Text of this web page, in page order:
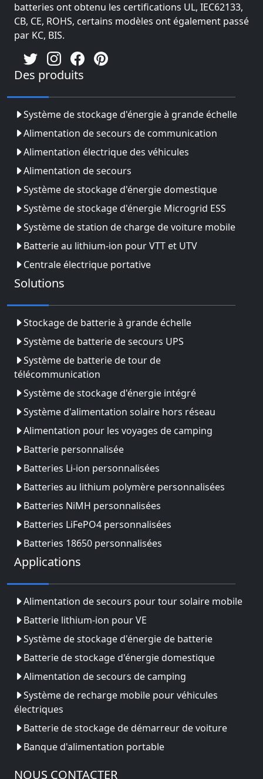
batteries ont obtenu les certifications UL, IEC62133,
CB, CE, ROHS, certains modèles ont également passé
par KC, BIS.
Des produits
Système de stockage d'énergie à grande échelle
Alimentation de secours de communication
Alimentation électrique des véhicules
Alimentation de secours
Système de stockage d'énergie domestique
Système de stockage d'énergie Microgrid ESS
Système de station de charge de voiture mobile
Batterie au lithium-ion pour VTT et UTV
Centrale électrique portative
Solutions
Stockage de batterie à grande échelle
Système de batterie de secours UPS
Système de batterie de tour de
télécommunication
Système de stockage d'énergie intégré
Système d'alimentation solaire hors réseau
Alimentation pour les voyages de camping
Batterie personnalisée
Batteries Li-ion personnalisées
Batteries au lithium polymère personnalisées
Batteries NiMH personnalisées
Batteries LiFePO4 personnalisées
Batteries 18650 personnalisées
Applications
Alimentation de secours pour tour solaire mobile
Batterie lithium-ion pour VE
Système de stockage d'énergie de batterie
Batterie de stockage d'énergie domestique
Alimentation de secours de camping
Système de recharge mobile pour véhicules
électriques
Batterie de stockage de démarreur de voiture
Banque d'alimentation portable
NOUS CONTACTER